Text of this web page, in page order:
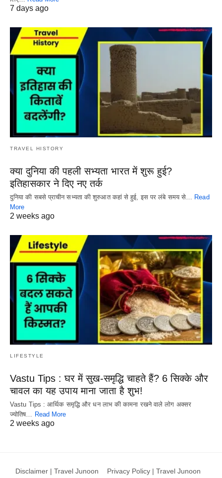
7 days ago
TRAVEL HISTORY
क्या दुनिया की पहली सभ्यता भारत में शुरू हुई?
इतिहासकार ने दिए नए तर्क
दुनिया की सबसे प्राचीन सभ्यता की शुरुआत कहां से हुई, इस पर लंबे समय से… Read
More
2 weeks ago
LIFESTYLE
Vastu Tips : घर में सुख-समृद्धि चाहते हैं? 6 सिक्के और
चावल का यह उपाय माना जाता है शुभ!
Vastu Tips : आर्थिक समृद्धि और धन लाभ की कामना रखने वाले लोग अक्सर
ज्योतिष… Read More
2 weeks ago
Disclaimer | Travel Junoon Privacy Policy | Travel Junoon